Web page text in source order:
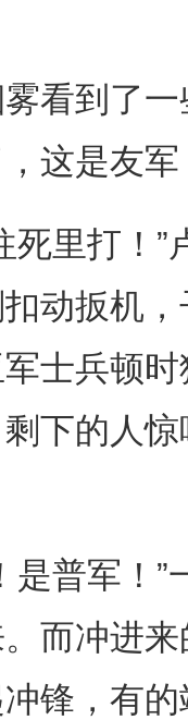
到了一
这是友
里打！”
动扳机
士兵顿
下的人
普军！”
而冲进
锋，有